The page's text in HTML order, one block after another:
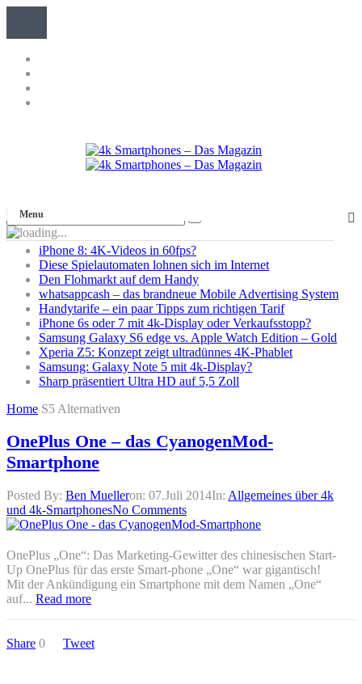
Menu
iPhone 8: 4K-Videos in 60fps?
Diese Spielautomaten lohnen sich im Internet
Den Flohmarkt auf dem Handy
whatsappcash – das brandneue Mobile Advertising System
Handytarife – ein paar Tipps zum richtigen Tarif
iPhone 6s oder 7 mit 4k-Display oder Verkaufsstopp?
Samsung Galaxy S6 edge vs. Apple Watch Edition – Gold
Xperia Z5: Konzept zeigt ultradünnes 4K-Phablet
Samsung: Galaxy Note 5 mit 4k-Display?
Sharp präsentiert Ultra HD auf 5,5 Zoll
Home S5 Alternativen
OnePlus One – das CyanogenMod-
Smartphone
Posted By: Ben Muelleron: 07.Juli 2014In: Allgemeines über 4k
und 4k-SmartphonesNo Comments
OnePlus „One“: Das Marketing-Gewitter des chinesischen Start-
Up OnePlus für das erste Smart-phone „One“ war gigantisch!
Mit der Ankündigung ein Smartphone mit dem Namen „One“
auf... Read more
Share 0 Tweet